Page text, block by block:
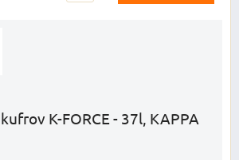
K-FORCE - 37l, KAPPA